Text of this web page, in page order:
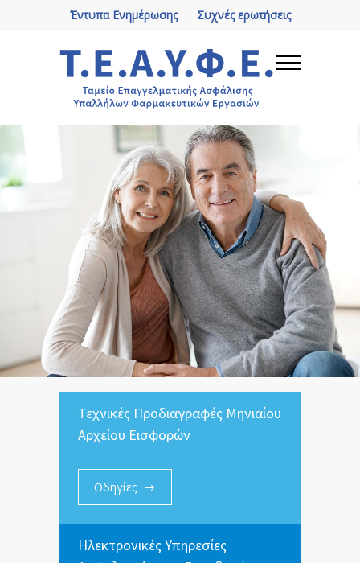
Συχνές ερωτήσεις
Έντυπα Ενημέρωσης
Τεχνικές Προδιαγραφές Μηνιαίου
Αρχείου Εισφορών
Οδηγίες
Ηλεκτρονικές Υπηρεσίες